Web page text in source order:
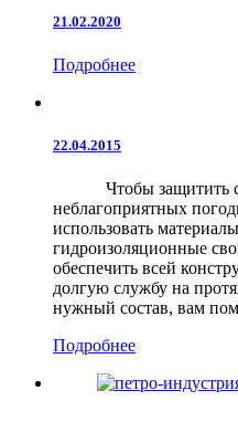
21.02.2020
Подробнее
22.04.2015
Чтобы защитить
неблагоприятных
использовать
гидроизоляционные
обеспечить всей
долгую службу на
нужный состав, вам
Подробнее